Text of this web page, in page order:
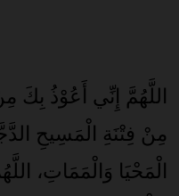
اللَّهُمَّ إِنِّي أَعُوْذُ بِكَ
مِنْ فِتْنَةِ الْمَسِيحِ
الْمَحْيَا وَالْمَمَاتِ،